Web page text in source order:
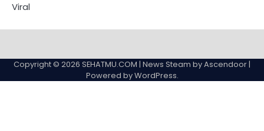
Viral
Copyright © 2026 SEHATMU.COM | News Steam byAscendoor|
Powered byWordPress.